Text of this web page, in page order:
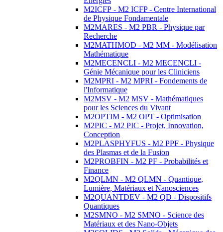
M2ICFP - M2 ICFP - Centre International
de Physique Fondamentale
M2MARES - M2 PBR - Physique par
Recherche
M2MATHMOD - M2 MM - Modélisation
Mathématique
M2MECENCLI - M2 MECENCLI -
Génie Mécanique pour les Cliniciens
M2MPRI - M2 MPRI - Fondements de
l'Informatique
M2MSV - M2 MSV - Mathématiques
pour les Sciences du Vivant
M2OPTIM - M2 OPT - Optimisation
M2PIC - M2 PIC - Projet, Innovation,
Conception
M2PLASPHYFUS - M2 PPF - Physique
des Plasmas et de la Fusion
M2PROBFIN - M2 PF - Probabilités et
Finance
M2QLMN - M2 QLMN - Quantique,
Lumière, Matériaux et Nanosciences
M2QUANTDEV - M2 QD - Dispositifs
Quantiques
M2SMNO - M2 SMNO - Science des
Matériaux et des Nano-Objets